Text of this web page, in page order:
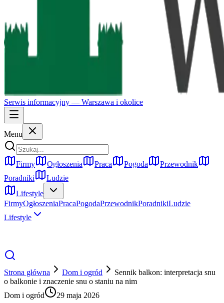
Serwis informacyjny — Warszawa i okolice
Menu
Firmy Ogłoszenia Praca Pogoda
Przewodnik
Poradniki
Ludzie
Lifestyle
FirmyOgłoszeniaPracaPogodaPrzewodnikPoradnikiLudzie
Lifestyle
Strona główna Dom i ogród
Sennik balkon: interpretacja snu
o balkonie i znaczenie snu o staniu na nim
Dom i ogród
29 maja 2026